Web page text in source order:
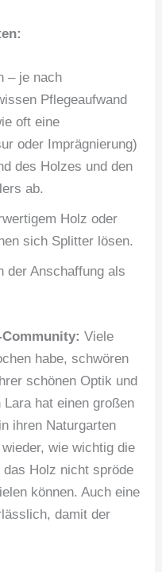
– je nach
Pflegeaufwand
oft eine
oder Imprägnierung)
des Holzes und den
ab.
Holz oder
sich Splitter lösen.
der Anschaffung als
Viele
habe, schwören
schönen Optik und
hat einen großen
ihren Naturgarten
wie wichtig die
Holz nicht spröde
können. Auch eine
damit der